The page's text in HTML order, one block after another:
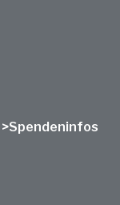
>Spendeninfos